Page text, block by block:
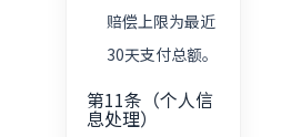
赔偿上限为最近
30天支付总额。
第11条（个人信
息处理）